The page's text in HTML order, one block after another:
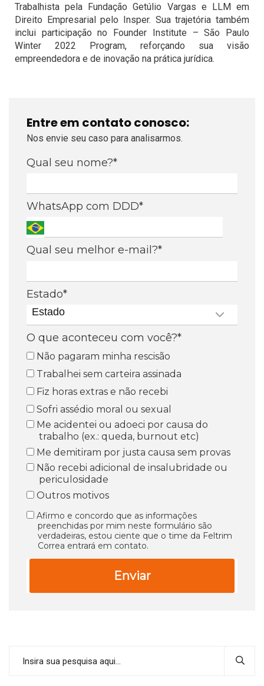
Trabalhista pela Fundação Getúlio Vargas e LLM em
Direito Empresarial pelo Insper. Sua trajetória também
inclui participação no Founder Institute – São Paulo
Winter 2022 Program, reforçando sua visão
empreendedora e de inovação na prática jurídica.
Entre em contato conosco:
Nos envie seu caso para analisarmos.
Qual seu nome?*
WhatsApp com DDD*
Qual seu melhor e-mail?*
Estado*
Estado
O que aconteceu com você?*
Não pagaram minha rescisão
Trabalhei sem carteira assinada
Fiz horas extras e não recebi
Sofri assédio moral ou sexual
Me acidentei ou adoeci por causa do
trabalho (ex.: queda, burnout etc)
Me demitiram por justa causa sem provas
Não recebi adicional de insalubridade ou
periculosidade
Outros motivos
Afirmo e concordo que as informações
preenchidas por mim neste formulário são
verdadeiras, estou ciente que o time da Feltrim
Correa entrará em contato.
Enviar